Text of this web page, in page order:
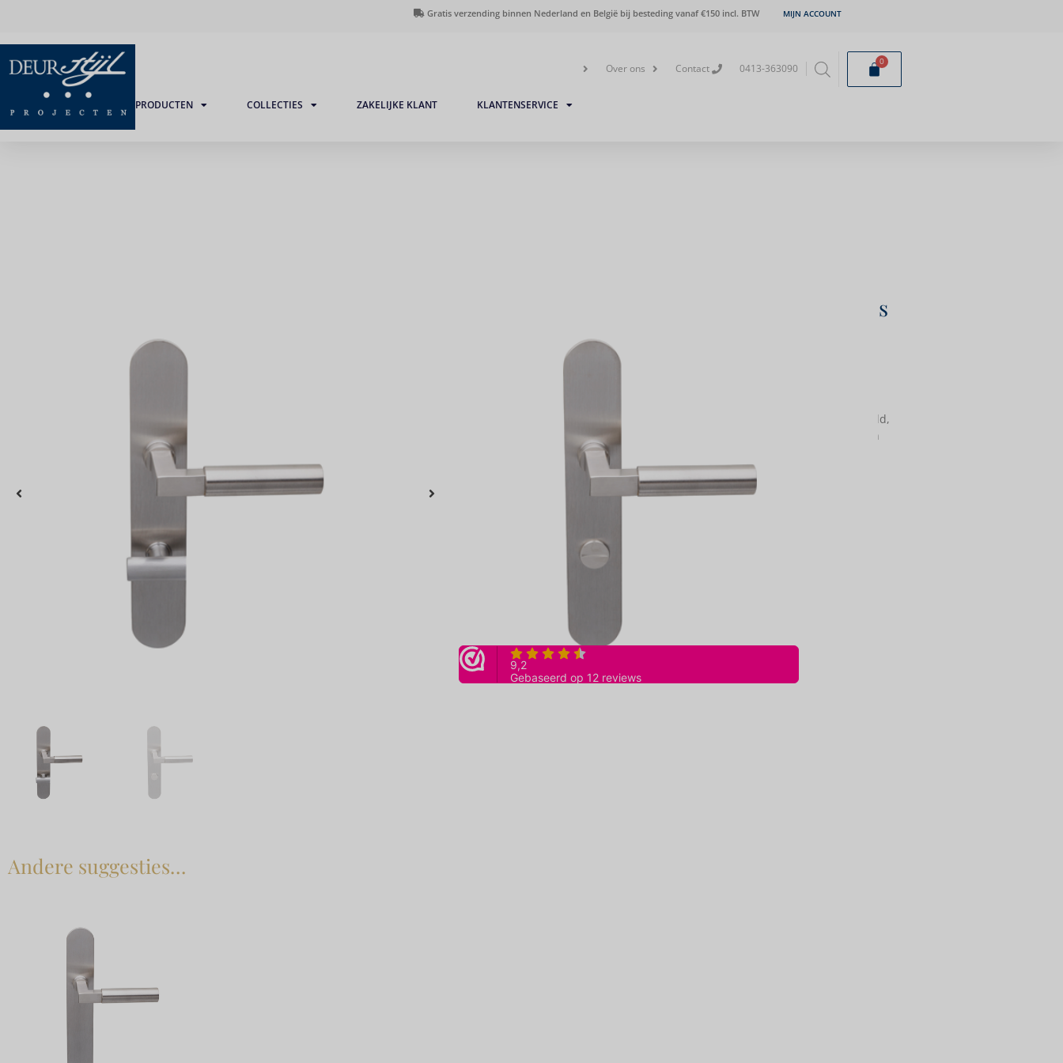
Gratis verzending binnen Nederland en België bij besteding vanaf €150 incl. BTW MIJN ACCOUNT
Over ons Contact 0413-363090
0
PRODUCTEN COLLECTIES ZAKELIJKE KLANT KLANTENSERVICE
geveerd schild vrij- en bezet uitvoering Mies
inclusief btw
Bekende deurkrukken in jaren dertig stijl. Idem als op ovaal blind geveerd schild,
maar dan met een toilet/badkamersluiting, afstand midden krukgat tot midden
Afstand hart vrij- en bezet tot hart
krukgat
Toevoegen aan winkelwagen
Andere suggesties…